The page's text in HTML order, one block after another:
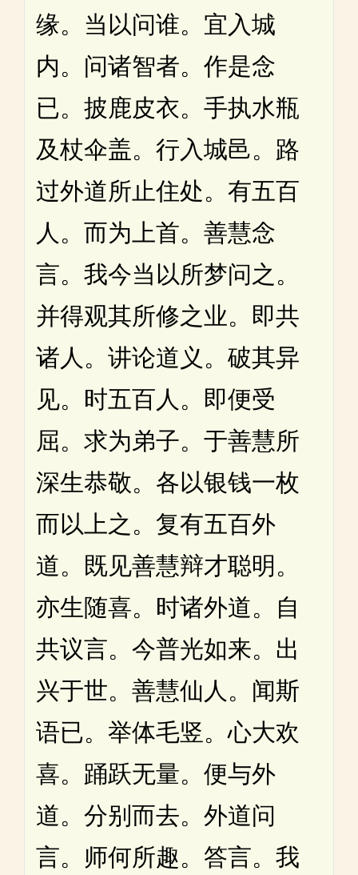
缘。当以问谁。宜入城
内。问诸智者。作是念
已。披鹿皮衣。手执水瓶
及杖伞盖。行入城邑。路
过外道所止住处。有五百
人。而为上首。善慧念
言。我今当以所梦问之。
并得观其所修之业。即共
诸人。讲论道义。破其异
见。时五百人。即便受
屈。求为弟子。于善慧所
深生恭敬。各以银钱一枚
而以上之。复有五百外
道。既见善慧辩才聪明。
亦生随喜。时诸外道。自
共议言。今普光如来。出
兴于世。善慧仙人。闻斯
语已。举体毛竖。心大欢
喜。踊跃无量。便与外
道。分别而去。外道问
言。师何所趣。答言。我